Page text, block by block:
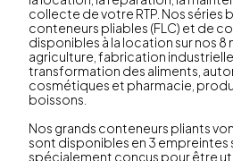
collecte de votre RTP. Nos séries
conteneurs pliables (FLC) et de
disponibles à la location sur nos 8
agriculture, fabrication
transformation des aliments,
cosmétiques et pharmacie,
boissons.
Nos grands conteneurs pliants
sont disponibles en 3 empreintes
spécialement conçus pour être